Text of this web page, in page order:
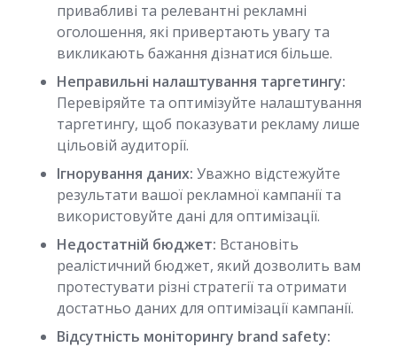
привабливі та релевантні рекламні
оголошення, які привертають увагу та
викликають бажання дізнатися більше.
Неправильні налаштування таргетингу:
Перевіряйте та оптимізуйте налаштування
таргетингу, щоб показувати рекламу лише
цільовій аудиторії.
Ігнорування даних: Уважно відстежуйте
результати вашої рекламної кампанії та
використовуйте дані для оптимізації.
Недостатній бюджет: Встановіть
реалістичний бюджет, який дозволить вам
протестувати різні стратегії та отримати
достатньо даних для оптимізації кампанії.
Відсутність моніторингу brand safety: